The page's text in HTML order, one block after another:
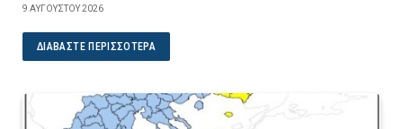
9 ΑΥΓΟΎΣΤΟΥ 2026
ΔΙΑΒΆΣΤΕ ΠΕΡΙΣΣΌΤΕΡΑ